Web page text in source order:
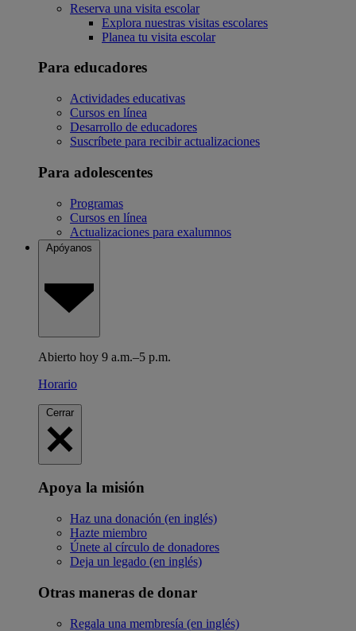
Reserva una visita escolar
Explora nuestras visitas escolares
Planea tu visita escolar
Para educadores
Actividades educativas
Cursos en línea
Desarrollo de educadores
Suscríbete para recibir actualizaciones
Para adolescentes
Programas
Cursos en línea
Actualizaciones para exalumnos
Apóyanos
Abierto hoy 9 a.m.–5 p.m.
Horario
Cerrar
Apoya la misión
Haz una donación (en inglés)
Hazte miembro
Únete al círculo de donadores
Deja un legado (en inglés)
Otras maneras de donar
Regala una membresía (en inglés)